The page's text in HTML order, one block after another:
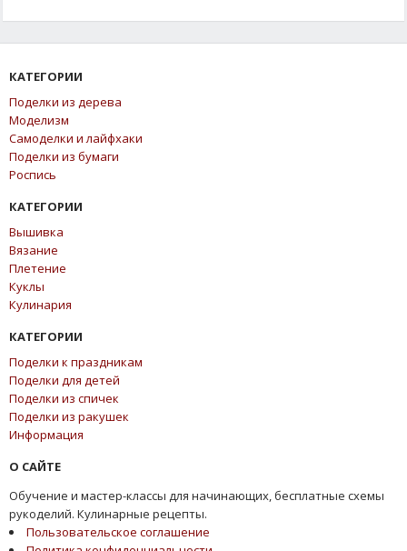
КАТЕГОРИИ
Поделки из дерева
Моделизм
Самоделки и лайфхаки
Поделки из бумаги
Роспись
КАТЕГОРИИ
Вышивка
Вязание
Плетение
Куклы
Кулинария
КАТЕГОРИИ
Поделки к праздникам
Поделки для детей
Поделки из спичек
Поделки из ракушек
Информация
О САЙТЕ
Обучение и мастер-классы для начинающих, бесплатные схемы
рукоделий. Кулинарные рецепты.
Пользовательское соглашение